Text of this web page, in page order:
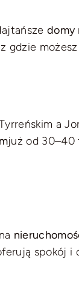
domy
gdzie
a
już od 30–40
spokój i